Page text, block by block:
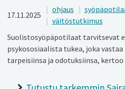
17.11.2025
ohjaus
väitöstutkimus
Suolistosyöpäpotilaat tarvitsevat
psykososiaalista tukea, joka
tarpeisiinsa ja odotuksiinsa,